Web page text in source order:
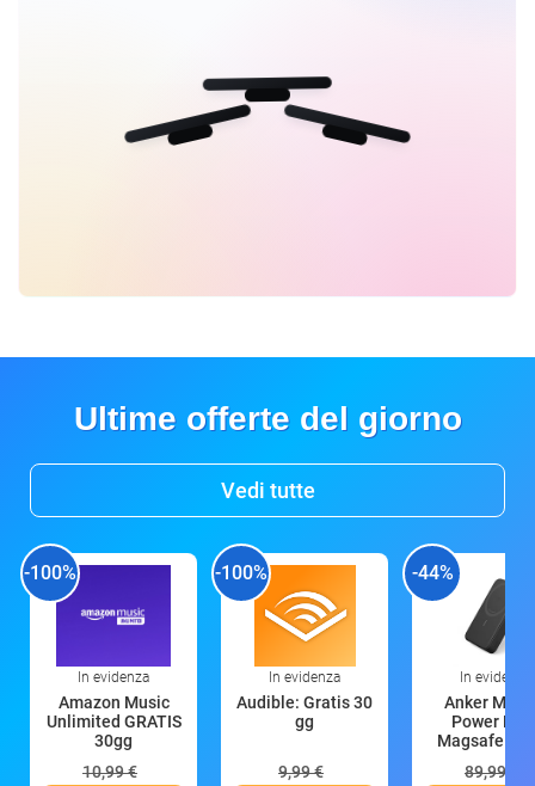
Ultime offerte del giorno
Vedi tutte
-100%
In evidenza
Amazon Music
Unlimited GRATIS
30gg
10,99 €
-100%
In evidenza
Audible: Gratis 30
gg
9,99 €
-44%
In evidenza
Anker
Power
Magsafe
89,99 €